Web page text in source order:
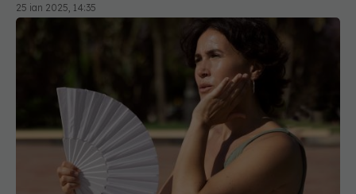
25 ian 2025, 14:35